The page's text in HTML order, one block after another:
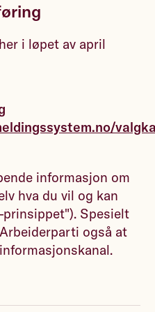
i løpet av april
informasjon om
hva du vil og kan
Spesielt
også at